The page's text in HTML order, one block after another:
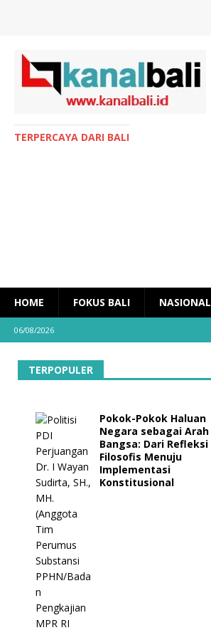
TERPERCAYA DARI BALI
HOME FOKUS BALI NASIONAL
06/08/2026
TERPOPULER
Pokok-Pokok Haluan
Negara sebagai Arah
Bangsa: Dari Refleksi
Filosofis Menuju
Implementasi
Konstitusional